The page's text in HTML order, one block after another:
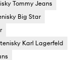
Tommy Jeans
Big Star
Karl Lagerfeld